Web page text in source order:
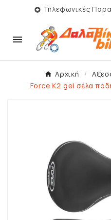
 Τηλεφωνικές

Αρχική
Force K2 gel σέλα